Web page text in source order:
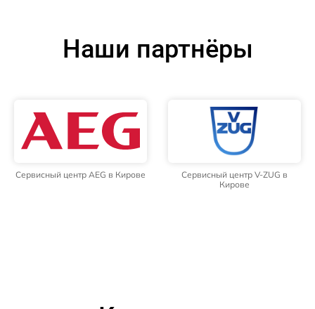
Наши партнёры
Сервисный центр AEG в Кирове
Сервисный центр V-ZUG в
Кирове